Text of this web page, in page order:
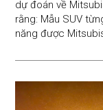
dự đoán về
rằng: Mẫu SUV
năng được